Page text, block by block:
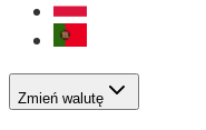
Zmień walutę